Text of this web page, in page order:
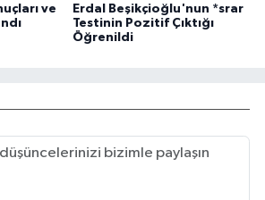
ve
Erdal Beşikçioğlu'nun *srar
Testinin Pozitif Çıktığı
Öğrenildi